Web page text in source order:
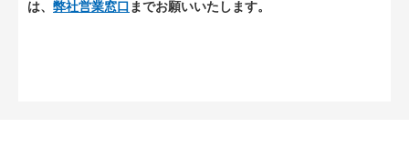
は、 弊社営業窓口 までお願いいたします。